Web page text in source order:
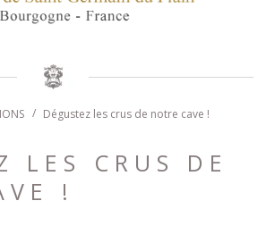
Dégustez les crus de notre cave !
LES CRUS DE
!